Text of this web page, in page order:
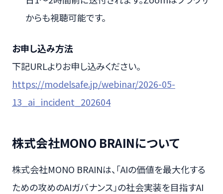
からも視聴可能です。
お申し込み方法
下記URLよりお申し込みください。
https://modelsafe.jp/webinar/2026-05-
13_ai_incident_202604
株式会社MONO BRAINについて
株式会社MONO BRAINは、「AIの価値を最大化する
ための攻めのAIガバナンス」の社会実装を目指すAI